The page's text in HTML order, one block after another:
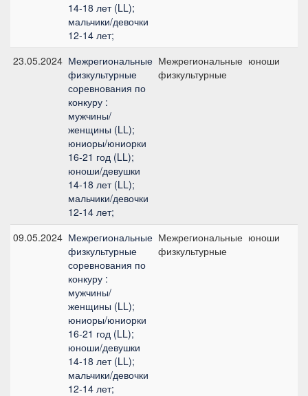
14-18 лет (LL);
мальчики/девочки
12-14 лет;
23.05.2024 Межрегиональные
физкультурные
соревнования по
конкуру :
мужчины/
женщины (LL);
юниоры/юниорки
16-21 год (LL);
юноши/девушки
14-18 лет (LL);
мальчики/девочки
12-14 лет;
Межрегиональные
физкультурные
юноши
09.05.2024 Межрегиональные
физкультурные
соревнования по
конкуру :
мужчины/
женщины (LL);
юниоры/юниорки
16-21 год (LL);
юноши/девушки
14-18 лет (LL);
мальчики/девочки
12-14 лет;
Межрегиональные
физкультурные
юноши